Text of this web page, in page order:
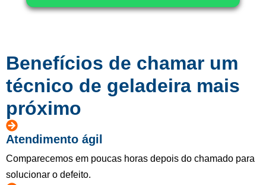
Benefícios de chamar um
técnico de geladeira mais
próximo
Atendimento ágil
Comparecemos em poucas horas depois do chamado para
solucionar o defeito.